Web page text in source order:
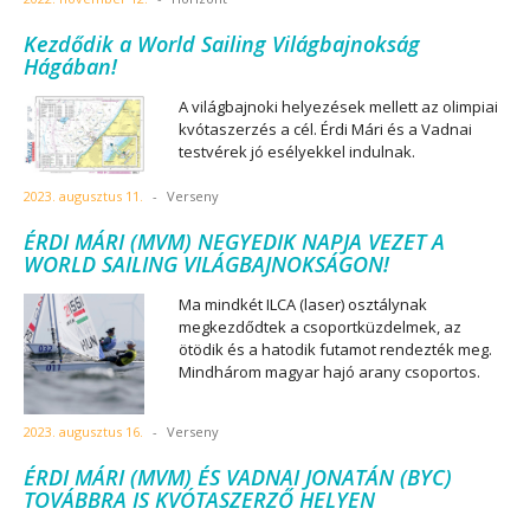
Kezdődik a World Sailing Világbajnokság
Hágában!
A világbajnoki helyezések mellett az olimpiai
kvótaszerzés a cél. Érdi Mári és a Vadnai
testvérek jó esélyekkel indulnak.
2023. augusztus 11. - Verseny
ÉRDI MÁRI (MVM) NEGYEDIK NAPJA VEZET A
WORLD SAILING VILÁGBAJNOKSÁGON!
Ma mindkét ILCA (laser) osztálynak
megkezdődtek a csoportküzdelmek, az
ötödik és a hatodik futamot rendezték meg.
Mindhárom magyar hajó arany csoportos.
2023. augusztus 16. - Verseny
ÉRDI MÁRI (MVM) ÉS VADNAI JONATÁN (BYC)
TOVÁBBRA IS KVÓTASZERZŐ HELYEN